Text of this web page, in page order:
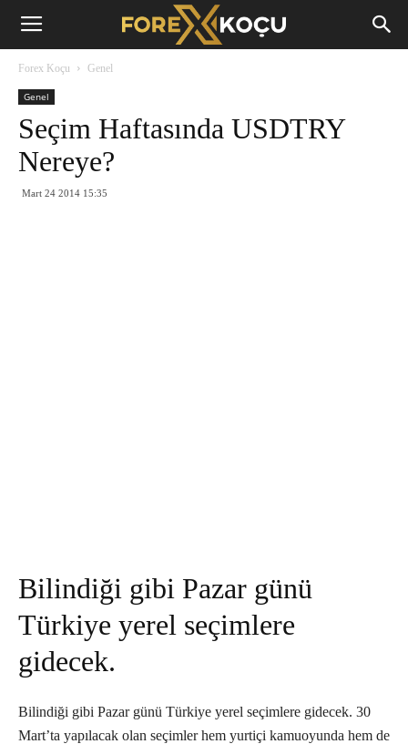
Forex
Forex Koçu Genel
Genel
Seçim Haftasında USDTRY
Nereye?
Mart 24 2014 15:35
Bilindiği gibi Pazar günü
Türkiye yerel seçimlere
gidecek.
Bilindiği gibi Pazar günü Türkiye yerel seçimlere gidecek. 30
Mart’ta yapılacak olan seçimler hem yurtiçi kamuoyunda hem de